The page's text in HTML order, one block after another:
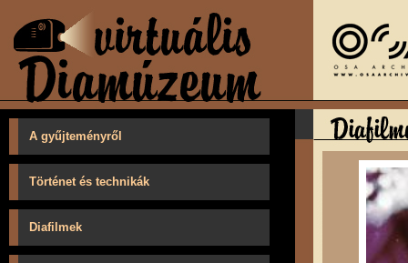
A gyűjteményről
Történet és technikák
Diafilmek